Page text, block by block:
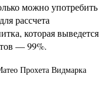
можно употребить
рассчета
которая выведется
— 99%.
Прохета Видмарка